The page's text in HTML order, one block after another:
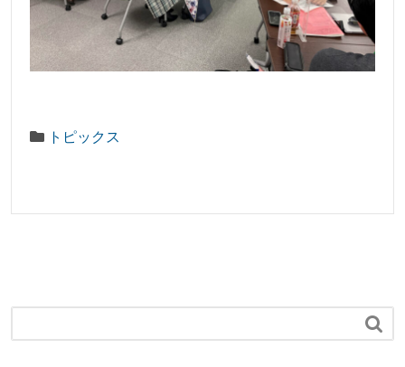
トピックス
